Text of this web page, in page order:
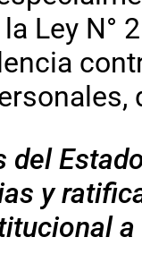
Ley N°
del
y